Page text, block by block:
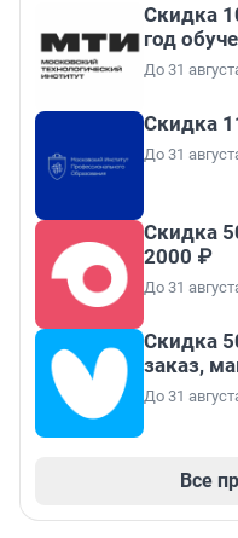
Скидка
год
До 31
Скидка
До 31
Скидка
2000 ₽
До 31
Скидка
заказ,
До 31
Все